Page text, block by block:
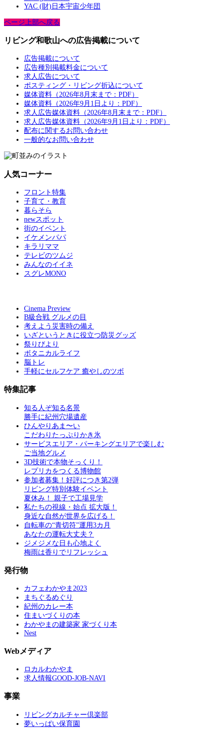
YAC (財)日本宇宙少年団
ページ上部へ戻る
リビング和歌山への広告掲載について
広告掲載について
広告種別掲載料金について
求人広告について
ポスティング・リビング折込について
媒体資料（2026年8月末まで：PDF）
媒体資料（2026年9月1日より：PDF）
求人広告媒体資料（2026年8月末まで：PDF）
求人広告媒体資料（2026年9月1日より：PDF）
配布に関するお問い合わせ
一般的なお問い合わせ
人気コーナー
フロント特集
子育て・教育
暮らそら
newスポット
街のイベント
イケメンパパ
キラリママ
テレビのツムジ
みんなのイイネ
スグレMONO
Cinema Preview
B級合戦 グルメの目
考えよう災害時の備え
いざというときに役立つ防災グッズ
祭りびより
ボタニカルライフ
脳トレ
手軽にセルフケア 癒やしのツボ
特集記事
知る人ぞ知る名景
勝手に紀州穴場遺産
ひんやりあま〜い
こだわりたっぷりかき氷
サービスエリア・パーキングエリアで楽しむ
ご当地グルメ
3D技術で本物そっくり！
レプリカをつくる博物館
参加者募集！好評につき第2弾
リビング特別体験イベント
夏休み！ 親子で工場見学
私たちの視線・始点 拡大版！
身近な自然が世界を広げる！
自転車の“青切符”運用3カ月
あなたの運転大丈夫？
ジメジメな日も心地よく
梅雨は香りでリフレッシュ
発行物
カフェわかやま2023
まちぐるめぐり
紀州のカレー本
住まいづくりの本
わかやまの建築家 家づくり本
Nest
Webメディア
ロカルわかやま
求人情報GOOD-JOB-NAVI
事業
リビングカルチャー倶楽部
夢いっぱい保育園